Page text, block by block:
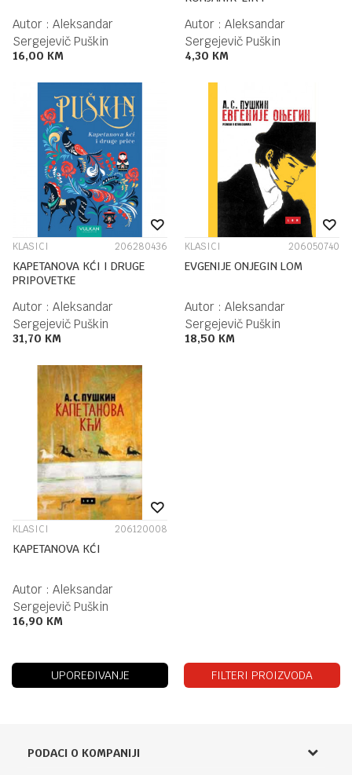
Autor : Aleksandar
Sergejevič Puškin
16,00 KM
Autor : Aleksandar
Sergejevič Puškin
4,30 KM
KLASICI 206280436
KAPETANOVA KĆI I DRUGE
PRIPOVETKE
Autor : Aleksandar
Sergejevič Puškin
31,70 KM
KLASICI 206050740
EVGENIJE ONJEGIN LOM
Autor : Aleksandar
Sergejevič Puškin
18,50 KM
KLASICI 206120008
KAPETANOVA KĆI
Autor : Aleksandar
Sergejevič Puškin
16,90 KM
UPOREĐIVANJE FILTERI PROIZVODA
PODACI O KOMPANIJI